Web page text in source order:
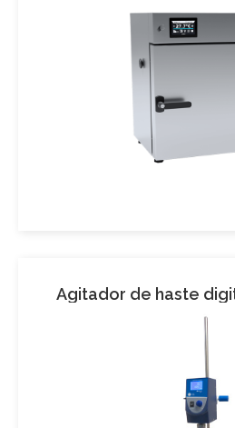
Agitador de haste